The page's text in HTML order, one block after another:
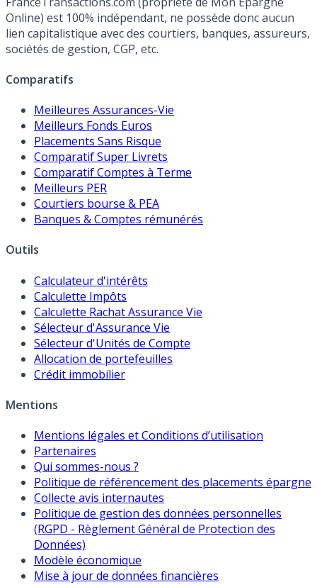
Online) est 100% indépendant, ne possède donc aucun
lien capitalistique avec des courtiers, banques, assureurs,
sociétés de gestion, CGP, etc.
Comparatifs
Meilleures Assurances-Vie
Meilleurs Fonds Euros
Placements Sans Risque
Comparatif Super Livrets
Comparatif Comptes à Terme
Meilleurs PER
Courtiers bourse & PEA
Banques & Comptes rémunérés
Outils
Calculateur d'intérêts
Calculette Impôts
Calculette Rachat Assurance Vie
Sélecteur d'Assurance Vie
Sélecteur d'Unités de Compte
Allocation de portefeuilles
Crédit immobilier
Mentions
Mentions légales et Conditions d’utilisation
Partenaires
Qui sommes-nous ?
Politique de référencement des placements épargne
Collecte avis internautes
Politique de gestion des données personnelles
(RGPD - Règlement Général de Protection des
Données)
Modèle économique
Mise à jour de données financières